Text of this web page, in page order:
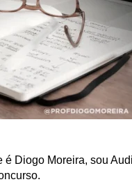
é Diogo Moreira, sou